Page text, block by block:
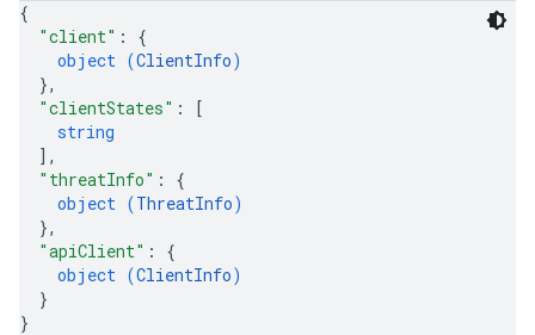
{
"client" : {
object (ClientInfo)
},
"clientStates" :
[
string
] ,
"threatInfo" : {
object (ThreatInfo)
},
"apiClient" : {
object (ClientInfo)
}
}